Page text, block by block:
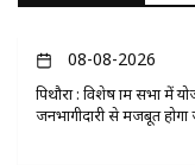
08-08-2026
पिथौरा : विशेष ग्राम सभा
जनभागीदारी से मजबूत होगा